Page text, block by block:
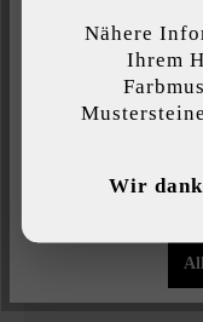
Funktionalität
Nähere
Ihrem
Wir